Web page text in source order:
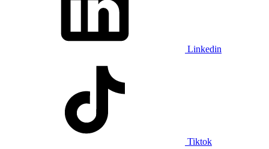
Linkedin
Tiktok